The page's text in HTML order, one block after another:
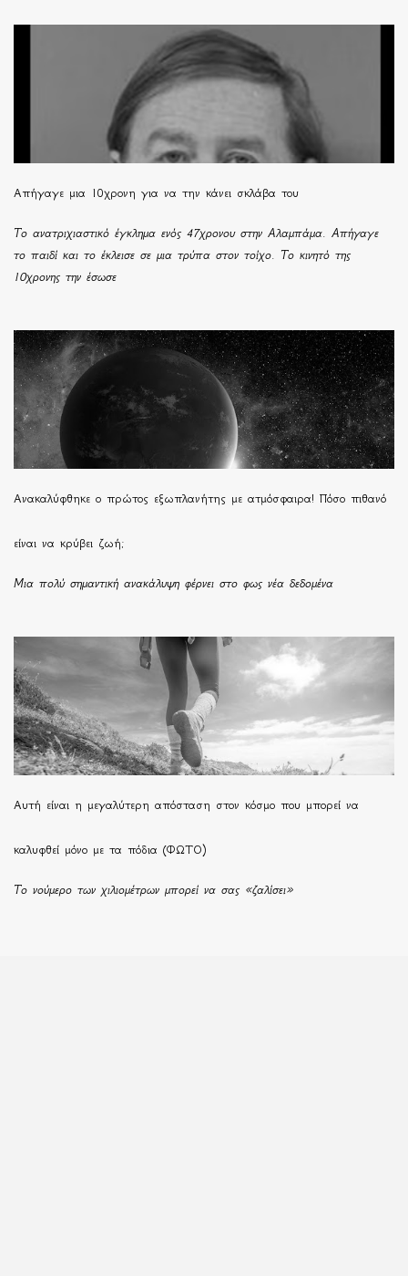
Απήγαγε μια 10χρονη για να την κάνει σκλάβα του
Το ανατριχιαστικό έγκλημα ενός 47χρονου στην Αλαμπάμα. Απήγαγε
το παιδί και το έκλεισε σε μια τρύπα στον τοίχο. Το κινητό της
10χρονης την έσωσε
Ανακαλύφθηκε ο πρώτος εξωπλανήτης με ατμόσφαιρα! Πόσο πιθανό
είναι να κρύβει ζωή;
Μια πολύ σημαντική ανακάλυψη φέρνει στο φως νέα δεδομένα
Αυτή είναι η μεγαλύτερη απόσταση στον κόσμο που μπορεί να
καλυφθεί μόνο με τα πόδια (ΦΩΤΟ)
Το νούμερο των χιλιομέτρων μπορεί να σας «ζαλίσει»